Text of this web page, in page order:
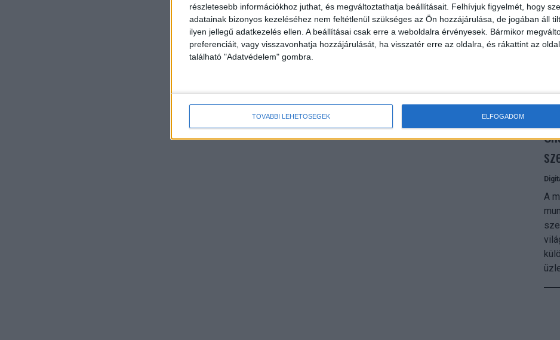
részletesebb információkhoz juthat, és megváltoztathatja beállításait. Felhívjuk figyelmét, hogy
adatainak bizonyos kezeléséhez nem feltétlenül szükséges az Ön hozzájárulása, de jogában áll
ilyen jellegű adatkezelés ellen. A beállításai csak erre a weboldalra érvényesek. Bármikor
preferenciáit, vagy visszavonhatja hozzájárulását, ha visszatér erre az oldalra, és rákattint az
található "Adatvédelem" gombra.
TOVÁBBI LEHETŐSÉGEK ELFOGADOM
A
–
az
A